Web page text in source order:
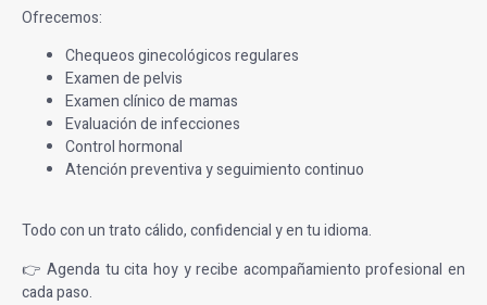
Ofrecemos:
Chequeos ginecológicos regulares
Examen de pelvis
Examen clínico de mamas
Evaluación de infecciones
Control hormonal
Atención preventiva y seguimiento continuo
Todo con un trato cálido, confidencial y en tu idioma.
👉 Agenda tu cita hoy y recibe acompañamiento profesional en
cada paso.